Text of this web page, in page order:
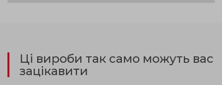
Ці вироби так само можуть вас
зацікавити